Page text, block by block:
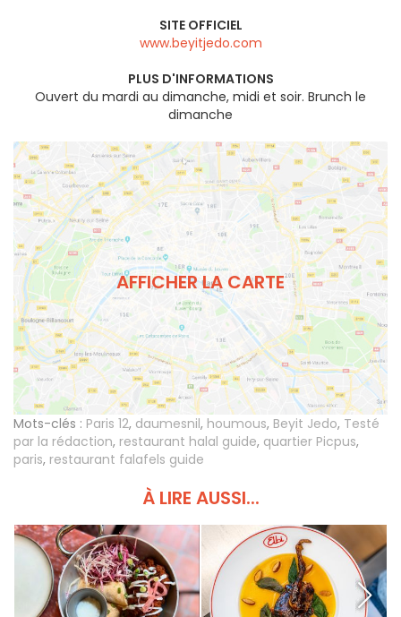
SITE OFFICIEL
www.beyitjedo.com
PLUS D'INFORMATIONS
Ouvert du mardi au dimanche, midi et soir. Brunch le
dimanche
AFFICHER LA CARTE
Mots-clés : Paris 12, daumesnil, houmous, Beyit Jedo, Testé
par la rédaction, restaurant halal guide, quartier Picpus,
paris, restaurant falafels guide
À LIRE AUSSI...